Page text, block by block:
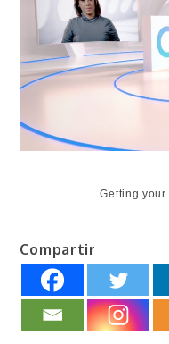
Getting your
Compartir